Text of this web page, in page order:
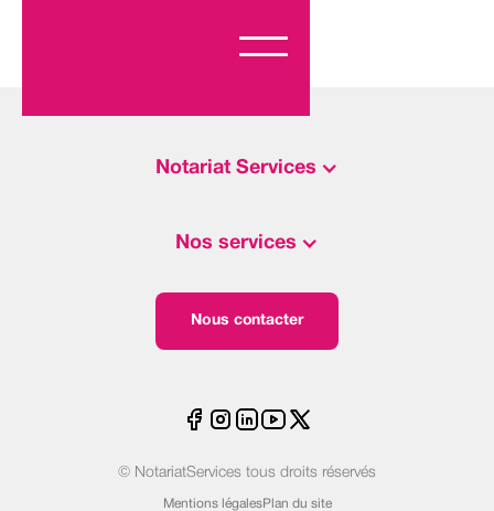
Notariat Services
Nos services
Nous contacter
© NotariatServices tous droits réservés
Mentions légalesPlan du site